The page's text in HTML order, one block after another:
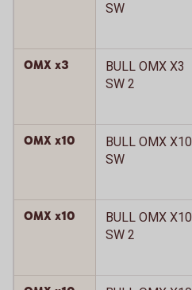
SW
OMX x3
BULL OMX X3
SW 2
OMX x10
BULL OMX X10
SW
OMX x10
BULL OMX X10
SW 2